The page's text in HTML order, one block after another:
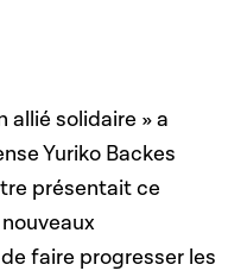
allié solidaire » a
Yuriko Backes
présentait ce
faire progresser les